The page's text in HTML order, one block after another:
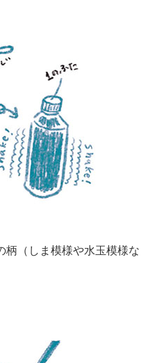
柄（しま模様や水玉模様な